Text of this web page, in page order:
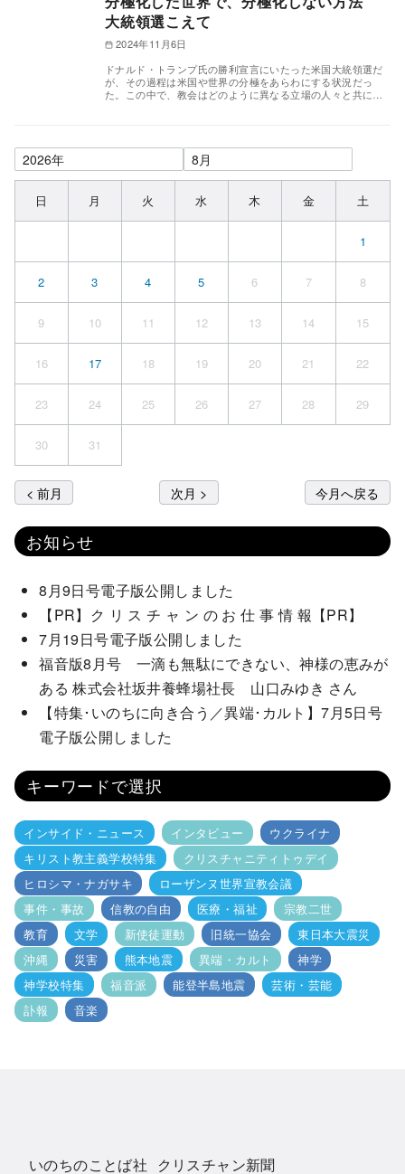
大統領選こえて
2024年11月6日
ドナルド・トランプ氏の勝利宣言にいたった米国大統領選だ
が、その過程は米国や世界の分極をあらわにする状況だっ
た。この中で、教会はどのように異なる立場の人々と共に…
日 月 火 水 木 金 土
1
2 3 4 5 6 7 8
9 10 11 12 13 14 15
16 17 18 19 20 21 22
23 24 25 26 27 28 29
30 31
< 前月 次月 > 今月へ戻る
お知らせ
8月9日号電子版公開しました
【PR】ク リ ス チ ャ ン の お 仕 事 情 報【PR】
7月19日号電子版公開しました
福音版8月号 一滴も無駄にできない、神様の恵みが
ある 株式会社坂井養蜂場社長 山口みゆき さん
【特集･いのちに向き合う／異端･カルト】7月5日号
電子版公開しました
キーワードで選択
インサイド・ニュース インタビュー
ウクライナ
キリスト教主義学校特集
クリスチャニティトゥデイ
ヒロシマ・ナガサキ
ローザンヌ世界宣教会議
事件・事故
信教の自由 医療・福祉
宗教二世
教育
文学 新使徒運動 旧統一協会
東日本大震災
沖縄
災害 熊本地震 異端・カルト
神学
神学校特集
福音派 能登半島地震
芸術・芸能
訃報
音楽
いのちのことば社 クリスチャン新聞